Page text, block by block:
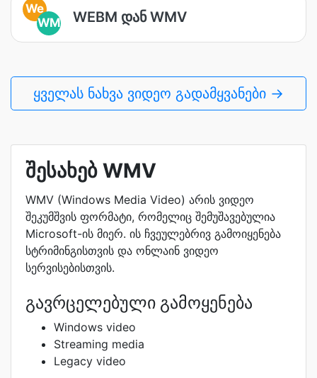
We
WM
WEBM დან WMV
ყველას ნახვა ვიდეო გადამყვანები →
შესახებ WMV
WMV (Windows Media Video) არის ვიდეო
შეკუმშვის ფორმატი, რომელიც შემუშავებულია
Microsoft-ის მიერ. ის ჩვეულებრივ გამოიყენება
სტრიმინგისთვის და ონლაინ ვიდეო
სერვისებისთვის.
გავრცელებული გამოყენება
Windows video
Streaming media
Legacy video